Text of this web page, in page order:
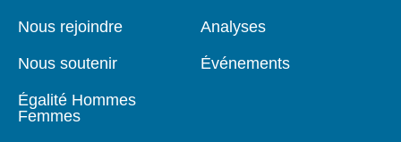
Nous rejoindre
Nous soutenir
Égalité Hommes
Femmes
Analyses
Événements